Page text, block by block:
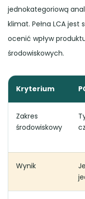
jednokategoriową
klimat. Pełna LCA
ocenić wpływ
środowiskowych.
Kryterium
Zakres
środowiskowy
Wynik